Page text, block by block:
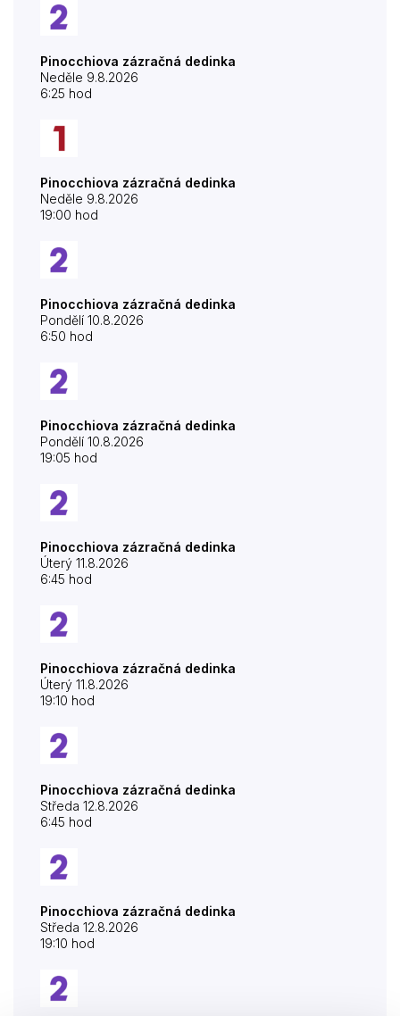
Pinocchiova zázračná dedinka
Neděle 9.8.2026
6:25 hod
Pinocchiova zázračná dedinka
Neděle 9.8.2026
19:00 hod
Pinocchiova zázračná dedinka
Pondělí 10.8.2026
6:50 hod
Pinocchiova zázračná dedinka
Pondělí 10.8.2026
19:05 hod
Pinocchiova zázračná dedinka
Úterý 11.8.2026
6:45 hod
Pinocchiova zázračná dedinka
Úterý 11.8.2026
19:10 hod
Pinocchiova zázračná dedinka
Středa 12.8.2026
6:45 hod
Pinocchiova zázračná dedinka
Středa 12.8.2026
19:10 hod